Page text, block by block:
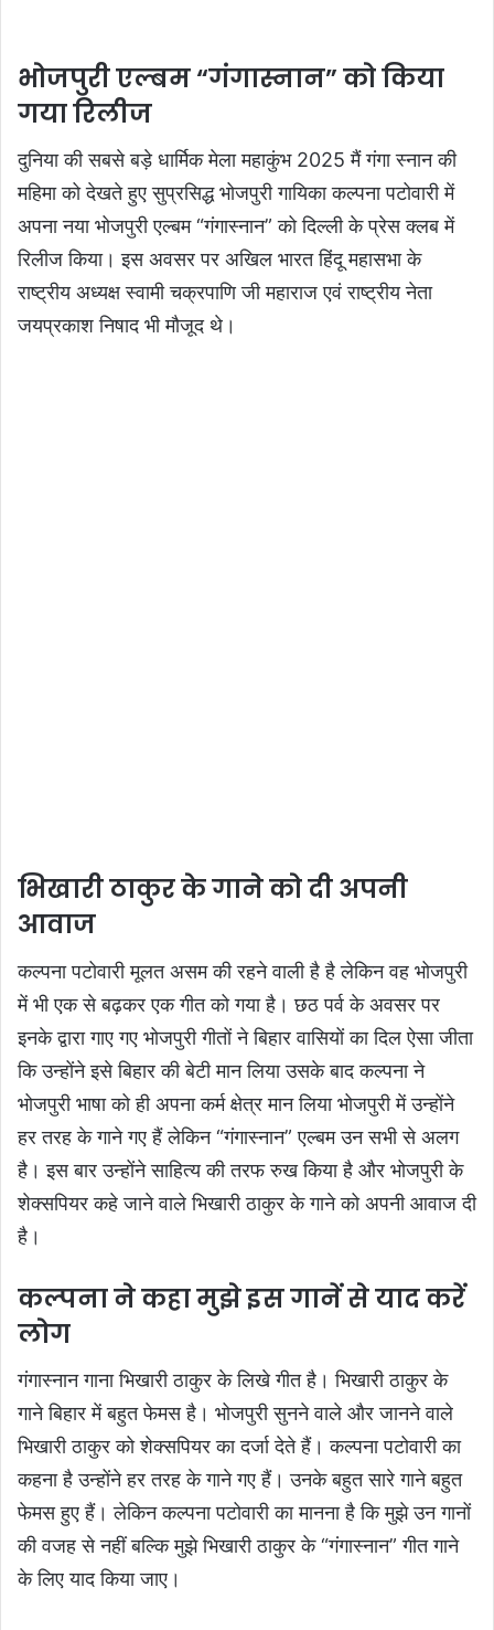
भोजपुरी एल्बम “गंगास्नान” को किया
गया रिलीज
दुनिया की सबसे बड़े धार्मिक मेला महाकुंभ 2025 मैं गंगा स्नान की
महिमा को देखते हुए सुप्रसिद्ध भोजपुरी गायिका कल्पना पटोवारी में
अपना नया भोजपुरी एल्बम “गंगास्नान” को दिल्ली के प्रेस क्लब में
रिलीज किया। इस अवसर पर अखिल भारत हिंदू महासभा के
राष्ट्रीय अध्यक्ष स्वामी चक्रपाणि जी महाराज एवं राष्ट्रीय नेता
जयप्रकाश निषाद भी मौजूद थे।
भिखारी ठाकुर के गाने को दी अपनी
आवाज
कल्पना पटोवारी मूलत असम की रहने वाली है है लेकिन वह भोजपुरी
में भी एक से बढ़कर एक गीत को गया है। छठ पर्व के अवसर पर
इनके द्वारा गाए गए भोजपुरी गीतों ने बिहार वासियों का दिल ऐसा जीता
कि उन्होंने इसे बिहार की बेटी मान लिया उसके बाद कल्पना ने
भोजपुरी भाषा को ही अपना कर्म क्षेत्र मान लिया भोजपुरी में उन्होंने
हर तरह के गाने गए हैं लेकिन “गंगास्नान” एल्बम उन सभी से अलग
है। इस बार उन्होंने साहित्य की तरफ रुख किया है और भोजपुरी के
शेक्सपियर कहे जाने वाले भिखारी ठाकुर के गाने को अपनी आवाज दी
है।
कल्पना ने कहा मुझे इस गानें से याद करें
लोग
गंगास्नान गाना भिखारी ठाकुर के लिखे गीत है। भिखारी ठाकुर के
गाने बिहार में बहुत फेमस है। भोजपुरी सुनने वाले और जानने वाले
भिखारी ठाकुर को शेक्सपियर का दर्जा देते हैं। कल्पना पटोवारी का
कहना है उन्होंने हर तरह के गाने गए हैं। उनके बहुत सारे गाने बहुत
फेमस हुए हैं। लेकिन कल्पना पटोवारी का मानना है कि मुझे उन गानों
की वजह से नहीं बल्कि मुझे भिखारी ठाकुर के “गंगास्नान” गीत गाने
के लिए याद किया जाए।